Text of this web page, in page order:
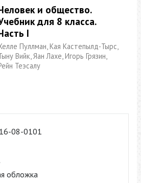
и oбщество.
для 8 класса.
I
Пуллман, Кая Кастепылд-Тырс,
Вийк, Яан Лахе, Игорь Грязин,
Теэсалу
08-0101
обложка